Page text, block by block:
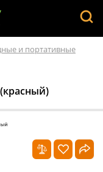
и портативные